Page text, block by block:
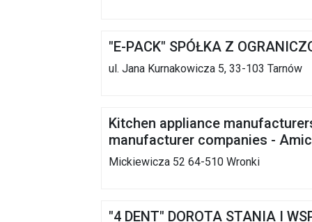
"E-PACK" SPÓŁKA Z
ul. Jana Kurnakowicza 5, 33-103 Tarnów
Kitchen appliance
manufacturer companies -
Mickiewicza 52 64-510 Wronki
"4 DENT" DOROTA STANIA I